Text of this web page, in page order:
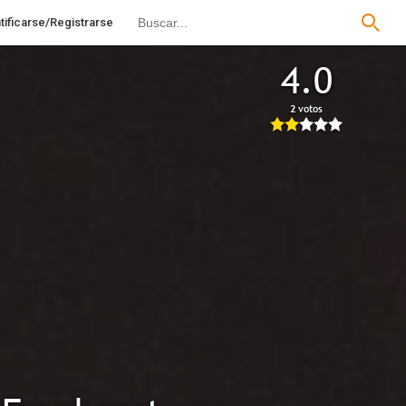
Registrarse
4.0
2 votos